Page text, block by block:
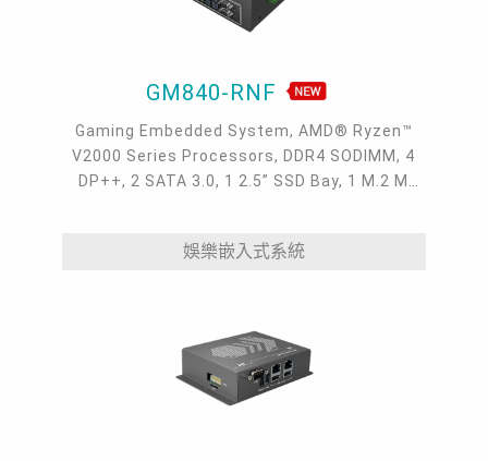
GM840-RNF
Gaming Embedded System, AMD® Ryzen™
V2000 Series Processors, DDR4 SODIMM, 4
DP++, 2 SATA 3.0, 1 2.5” SSD Bay, 1 M.2 M
12V DC IN, 0~45°C
娛樂嵌入式系統